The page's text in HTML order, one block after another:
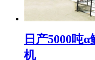
日产5000吨
机